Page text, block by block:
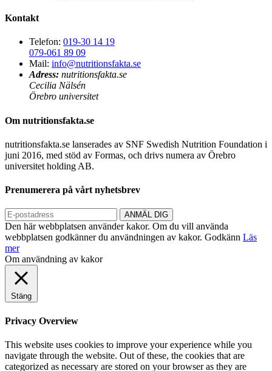
Kontakt
Telefon: 019-30 14 19
079-061 89 09
Mail: info@nutritionsfakta.se
Adress: nutritionsfakta.se
Cecilia Nälsén
Örebro universitet
Om nutritionsfakta.se
nutritionsfakta.se lanserades av SNF Swedish Nutrition Foundation i
juni 2016, med stöd av Formas, och drivs numera av Örebro
universitet holding AB.
Prenumerera på vårt nyhetsbrev
Den här webbplatsen använder kakor. Om du vill använda
webbplatsen godkänner du användningen av kakor. Godkänn Läs
mer
Om användning av kakor
Stäng
Privacy Overview
This website uses cookies to improve your experience while you
navigate through the website. Out of these, the cookies that are
categorized as necessary are stored on your browser as they are